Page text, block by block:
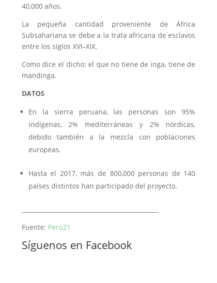
40,000 años.
La pequeña cantidad proveniente de África
Subsahariana se debe a la trata africana de esclavos
entre los siglos XVI–XIX.
Como dice el dicho: el que no tiene de inga, tiene de
mandinga.
DATOS
En la sierra peruana, las personas son 95%
indígenas, 2% mediterráneas y 2% nórdicas,
debido también a la mezcla con poblaciones
europeas.
Hasta el 2017, más de 800,000 personas de 140
países distintos han participado del proyecto.
Fuente: Perú21
Síguenos en Facebook